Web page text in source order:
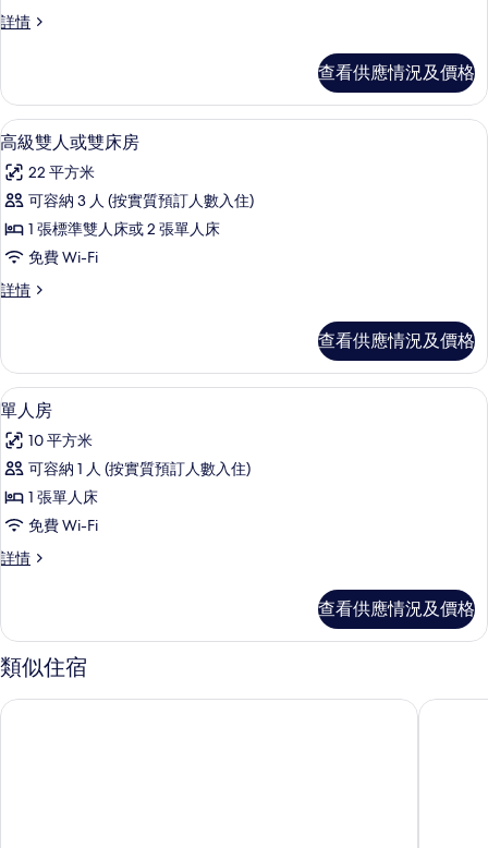
人
雙
床
房
的
相
片
詳情
豪
或
雙
床
詳
情
查看供應情況及價格
載
入
所
有
高
雙
或
雙
床
房
的
相
片
高級雙人或雙床房 | 迷你吧、房內夾
6
高級雙人或雙床房
22 平方米
可容納 3 人 (按實質預訂人數入住)
1 張標準雙人床或 2 張單人床
免費 Wi-Fi
詳情
高
或
雙
床
詳
情
查看供應情況及價格
載
入
所
有
單
房
相
片
單人房 | 迷你吧、房內夾萬、書桌、
4
單人房
10 平方米
可容納 1 人 (按實質預訂人數入住)
1 張單人床
免費 Wi-Fi
詳情
單
情
查看供應情況及價格
類似住宿
尤尼沃斯大酒店 第九聖